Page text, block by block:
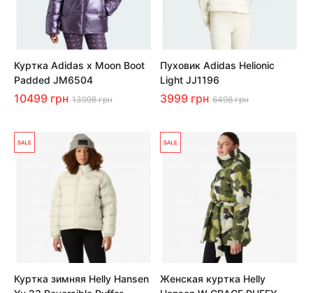
Куртка Adidas x Moon Boot
Padded JM6504
10499 грн 13998 грн
Пуховик Adidas Helionic
Light JJ1196
3999 грн 6498 грн
Куртка зимняя Helly Hansen
Женская куртка Helly